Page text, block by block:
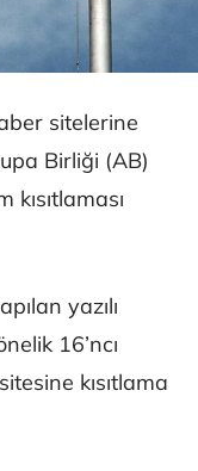
sitelerine
Birliği (AB)
yazılı
16’ncı
kısıtlama